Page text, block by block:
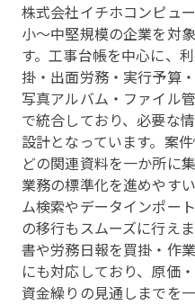
株式会社イチホコンピュ
小〜中堅規模の企業を対
す。工事台帳を中心に、
掛・出面労務・実行予算
写真アルバム・ファイル
で統合しており、必要な
設計となっています。案
どの関連資料を一か所に
業務の標準化を進めやす
ム検索やデータインポー
の移行もスムーズに行え
書や労務日報を買掛・作
にも対応しており、原価
資金繰りの見通しまでを